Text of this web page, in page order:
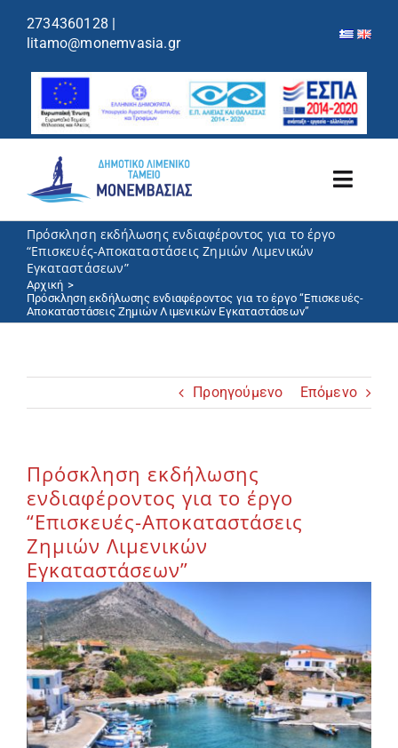
2734360128 |
litamo@monemvasia.gr
Λιμενικό Ταμείο
Λιμάνια/Ελλιμενισμός
Ανακοινώσεις
Πρόσκληση εκδήλωσης ενδιαφέροντος για το έργο
“Επισκευές-Αποκαταστάσεις Ζημιών Λιμενικών
Εγκαταστάσεων”
Αρχική
Πρόσκληση εκδήλωσης ενδιαφέροντος για το έργο “Επισκευές-
Αποκαταστάσεις Ζημιών Λιμενικών Εγκαταστάσεων”
Προηγούμενο Επόμενο
Πρόσκληση εκδήλωσης
ενδιαφέροντος για το έργο
“Επισκευές-Αποκαταστάσεις
Ζημιών Λιμενικών
Εγκαταστάσεων”